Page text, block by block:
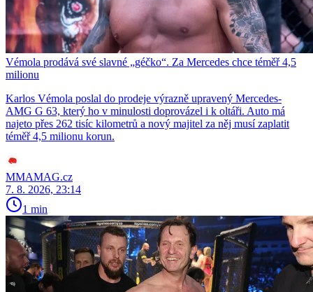
Vémola prodává své slavné „géčko“. Za Mercedes chce téměř 4,5
milionu
Karlos Vémola poslal do prodeje výrazně upravený Mercedes-
AMG G 63, který ho v minulosti doprovázel i k oltáři. Auto má
najeto přes 262 tisíc kilometrů a nový majitel za něj musí zaplatit
téměř 4,5 milionu korun.
MMAMAG.cz
7. 8. 2026, 23:14
1 min